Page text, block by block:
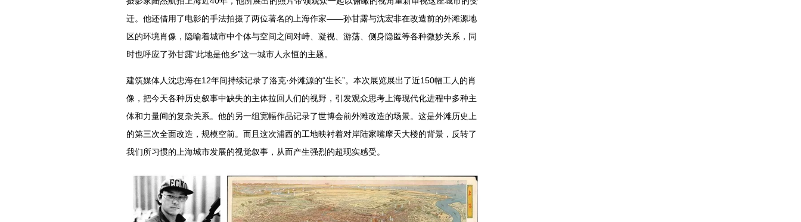
迁。他还借用了电影的手法拍摄了两位著名的上海作家——孙甘露与沈宏非在改造前的外滩源地
区的环境肖像，隐喻着城市中个体与空间之间对峙、凝视、游荡、侧身隐匿等各种微妙关系，同
时也呼应了孙甘露“此地是他乡”这一城市人永恒的主题。
建筑媒体人沈忠海在12年间持续记录了洛克·外滩源的“生长”。本次展览展出了近150幅工人的肖
像，把今天各种历史叙事中缺失的主体拉回人们的视野，引发观众思考上海现代化进程中多种主
体和力量间的复杂关系。他的另一组宽幅作品记录了世博会前外滩改造的场景。这是外滩历史上
的第三次全面改造，规模空前。而且这次浦西的工地映衬着对岸陆家嘴摩天大楼的背景，反转了
我们所习惯的上海城市发展的视觉叙事，从而产生强烈的超现实感受。